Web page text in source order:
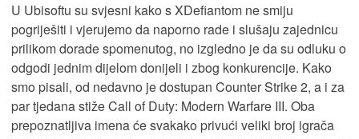
U Ubisoftu su svjesni kako s XDefiantom ne smiju
pogriješiti i vjerujemo da naporno rade i slušaju zajednicu
prilikom dorade spomenutog, no izgledno je da su odluku o
odgodi jednim dijelom donijeli i zbog konkurencije. Kako
smo pisali, od nedavno je dostupan Counter Strike 2, a i za
par tjedana stiže Call of Duty: Modern Warfare III. Oba
prepoznatljiva imena će svakako privući veliki broj igrača